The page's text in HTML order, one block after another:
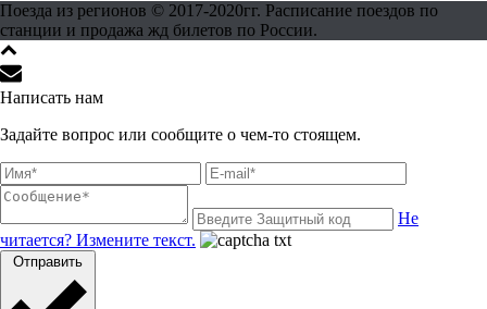
Поезда из регионов © 2017-2020гг. Расписание поездов по
станции и продажа жд билетов по России.
Написать нам
Задайте вопрос или сообщите о чем-то стоящем.
Не
читается? Измените текст.
Отправить